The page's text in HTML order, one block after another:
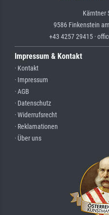
Kärntner
9586 Finkenstein
+43 4257 29415 ·
Impressum & Kontakt
· Kontakt
· Impressum
· AGB
· Datenschutz
· Widerrufsrecht
· Reklamationen
· Über uns